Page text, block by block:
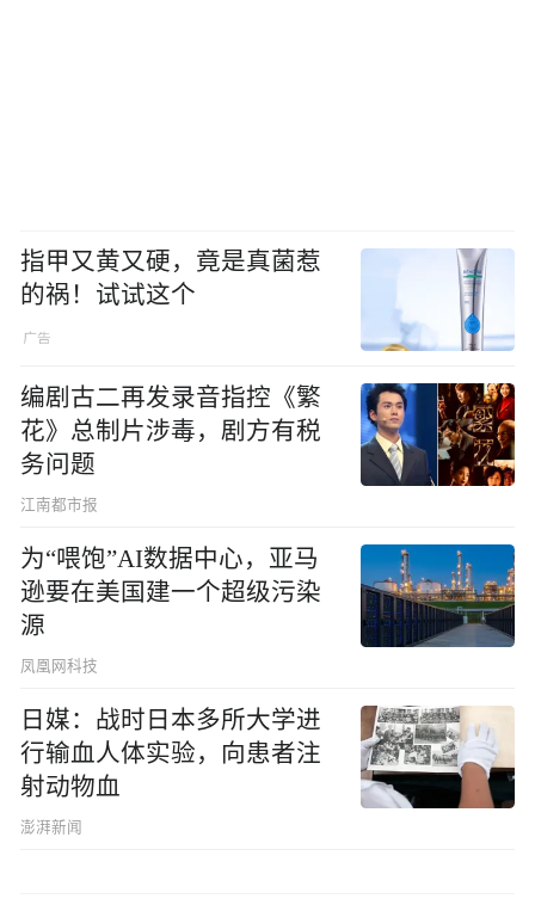
指甲又黄又硬，竟是真菌惹
的祸！试试这个
编剧古二再发录音指控《繁
花》总制片涉毒，剧方有税
务问题
江南都市报
为“喂饱”AI数据中心，亚马
逊要在美国建一个超级污染
源
凤凰网科技
日媒：战时日本多所大学进
行输血人体实验，向患者注
射动物血
澎湃新闻